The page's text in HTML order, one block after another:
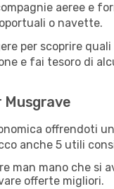
aeree e
o navette.
per scoprire
e fai tesoro di
offrendoti
anche 5 utili
man mano che si
offerte migliori.